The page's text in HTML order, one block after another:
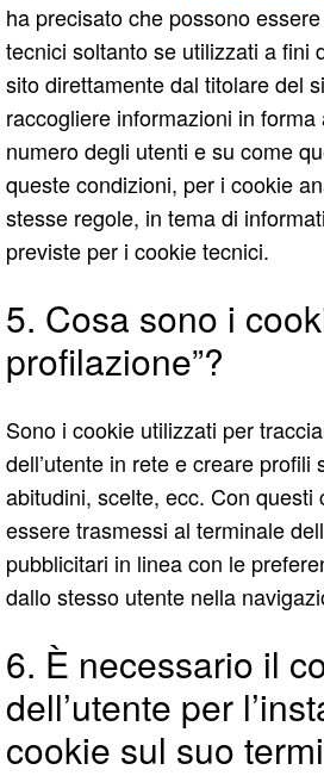
ha precisato che possono
tecnici soltanto se utilizzati a fini
sito direttamente dal titolare del
raccogliere informazioni in forma
numero degli utenti e su come
queste condizioni, per i cookie
stesse regole, in tema di
previste per i cookie tecnici.
5. Cosa sono i
profilazione”?
Sono i cookie utilizzati per
dell’utente in rete e creare profili
abitudini, scelte, ecc. Con questi
essere trasmessi al terminale
pubblicitari in linea con le
dallo stesso utente nella
6. È necessario il
dell’utente per
cookie sul suo